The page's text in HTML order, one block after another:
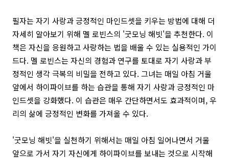
필자는 자기 사랑과 긍정적인 마인드셋을 키우는 방법에 대해 더
자세히 알아보기 위해 멜 로빈스의 '굿모닝 해빗'을 추천한다. 이
책은 자신을 응원하고 사랑하는 법을 배울 수 있는 실용적인 가이
드다. 멜 로빈스는 자신의 경험과 연구를 토대로 자기 사랑과 부
정적인 생각 극복의 비밀을 전하고 있다. 그녀는 매일 아침 거울
앞에서 하이파이브를 하는 습관을 통해 자기 사랑과 긍정적인 마
인드셋을 강화했다. 이 습관은 매우 간단하면서도 효과적이며, 우
리의 삶에 긍정적인 변화를 가져올 수 있다.
'굿모닝 해빗'을 실천하기 위해서는 매일 아침 일어나면서 거울
앞으로 가서 자기 자신에게 하이파이브를 보내는 것으로 시작해